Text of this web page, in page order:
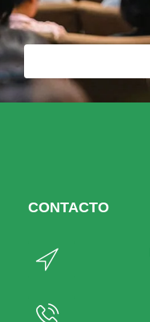
CONTACTO